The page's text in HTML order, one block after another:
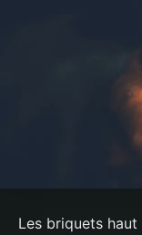
Les briquets